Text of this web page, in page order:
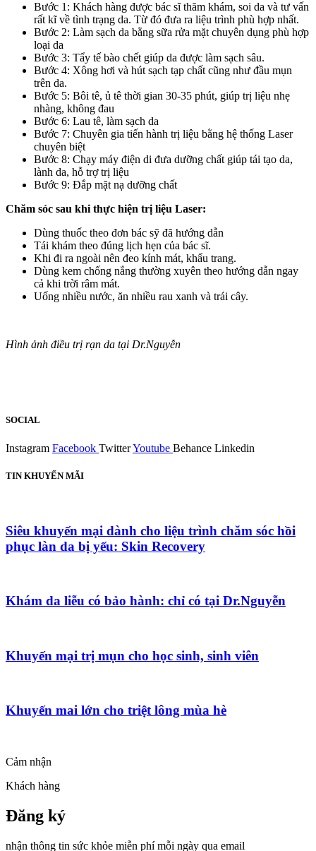
Bước 1: Khách hàng được bác sĩ thăm khám, soi da và tư vấn
rất kĩ về tình trạng da. Từ đó đưa ra liệu trình phù hợp nhất.
Bước 2: Làm sạch da bằng sữa rửa mặt chuyên dụng phù hợp
loại da
Bước 3: Tẩy tế bào chết giúp da được làm sạch sâu.
Bước 4: Xông hơi và hút sạch tạp chất cũng như đầu mụn
trên da.
Bước 5: Bôi tê, ủ tê thời gian 30-35 phút, giúp trị liệu nhẹ
nhàng, không đau
Bước 6: Lau tê, làm sạch da
Bước 7: Chuyên gia tiến hành trị liệu bằng hệ thống Laser
chuyên biệt
Bước 8: Chạy máy điện di đưa dưỡng chất giúp tái tạo da,
lành da, hỗ trợ trị liệu
Bước 9: Đắp mặt nạ dưỡng chất
Chăm sóc sau khi thực hiện trị liệu Laser:
Dùng thuốc theo đơn bác sỹ đã hướng dẫn
Tái khám theo đúng lịch hẹn của bác sĩ.
Khi đi ra ngoài nên đeo kính mát, khẩu trang.
Dùng kem chống nắng thường xuyên theo hướng dẫn ngay
cả khi trời râm mát.
Uống nhiều nước, ăn nhiều rau xanh và trái cây.
Hình ảnh điều trị rạn da tại Dr.Nguyễn
SOCIAL
Instagram Facebook TwitterYoutube Behance Linkedin
TIN KHUYẾN MÃI
Siêu khuyến mại dành cho liệu trình chăm sóc hồi
phục làn da bị yếu: Skin Recovery
Khám da liễu có bảo hành: chỉ có tại Dr.Nguyễn
Khuyến mại trị mụn cho học sinh, sinh viên
Khuyến mai lớn cho triệt lông mùa hè
Cảm nhận
Khách hàng
Đăng ký
nhận thông tin sức khỏe miễn phí mỗi ngày qua email